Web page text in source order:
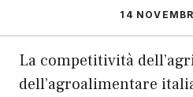
14
La competitività
dell’agroalimentare